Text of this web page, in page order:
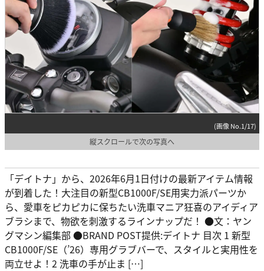
(画像 No.1/17)
縦スクロールで次の写真へ
「デイトナ」から、2026年6月1日付けの最新アイテム情報
が到着した！大注目の新型CB1000F/SE用実力派パーツか
ら、愛車をピカピカに保ちたい洗車マニア狂喜のアイディア
ブラシまで、物欲を刺激するラインナップだ！ ●文：ヤン
グマシン編集部 ●BRAND POST提供:デイトナ 目次 1 新型
CB1000F/SE（’26）専用グラブバーで、スタイルと実用性を
両立せよ！2 洗車の手が止ま […]